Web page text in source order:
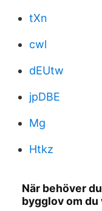
tXn
cwl
dEUtw
jpDBE
Mg
Htkz
När behöver
bygglov om du